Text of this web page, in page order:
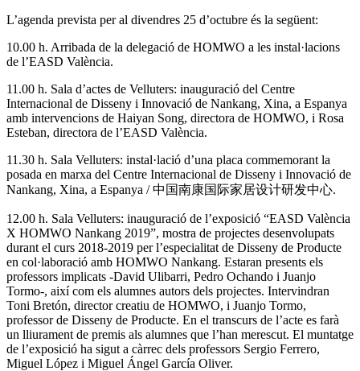
L’agenda prevista per al divendres 25 d’octubre és la següent:
10.00 h. Arribada de la delegació de HOMWO a les instal·lacions
de l’EASD València.
11.00 h. Sala d’actes de Velluters: inauguració del Centre
Internacional de Disseny i Innovació de Nankang, Xina, a Espanya
amb intervencions de Haiyan Song, directora de HOMWO, i Rosa
Esteban, directora de l’EASD València.
11.30 h. Sala Velluters: instal·lació d’una placa commemorant la
posada en marxa del Centre Internacional de Disseny i Innovació de
Nankang, Xina, a Espanya / 中国南康国际家居设计研发中心.
12.00 h. Sala Velluters: inauguració de l’exposició “EASD València
X HOMWO Nankang 2019”, mostra de projectes desenvolupats
durant el curs 2018-2019 per l’especialitat de Disseny de Producte
en col·laboració amb HOMWO Nankang. Estaran presents els
professors implicats -David Ulibarri, Pedro Ochando i Juanjo
Tormo-, així com els alumnes autors dels projectes. Intervindran
Toni Bretón, director creatiu de HOMWO, i Juanjo Tormo,
professor de Disseny de Producte. En el transcurs de l’acte es farà
un lliurament de premis als alumnes que l’han merescut. El muntatge
de l’exposició ha sigut a càrrec dels professors Sergio Ferrero,
Miguel López i Miguel Ángel García Oliver.